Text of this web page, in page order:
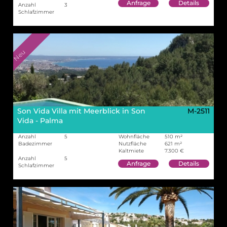
Anzahl
Schlafzimmer
3 Details
Anfrage
Neu
Son Vida Villa mit Meerblick in Son
Vida - Palma
M-2511
Anzahl
Badezimmer
5
Anzahl
Schlafzimmer
5
Wohnfläche
510 m²
Nutzfläche
621 m²
Kaltmiete
7.300 €
Details
Anfrage